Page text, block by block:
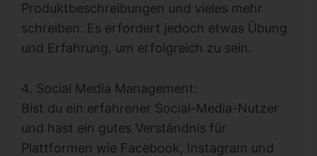
Produktbeschreibungen und vieles mehr
schreiben. Es erfordert jedoch etwas Übung
und Erfahrung, um erfolgreich zu sein.
4. Social Media Management:
Bist du ein erfahrener Social-Media-Nutzer
und hast ein gutes Verständnis für
Plattformen wie Facebook, Instagram und